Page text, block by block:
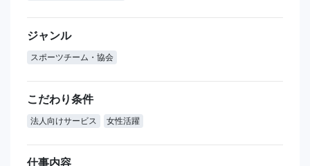
ジャンル
スポーツチーム・協会
こだわり条件
法人向けサービス 女性活躍
仕事内容